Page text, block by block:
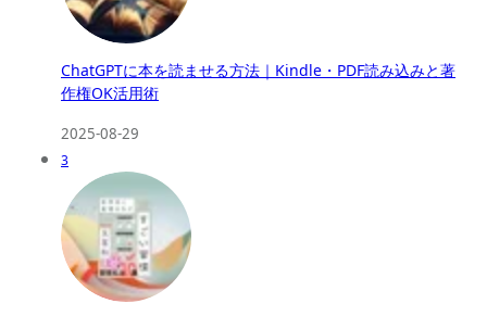
ChatGPTに本を読ませる方法｜Kindle・PDF読み込みと著
作権OK活用術
2025-08-29
3